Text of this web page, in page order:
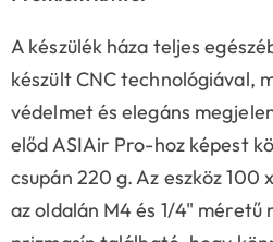
A készülék háza teljes
készült CNC technológiával,
védelmet és elegáns
előd ASIAir Pro-hoz képest
csupán 220 g. Az eszköz 100
az oldalán M4 és 1/4"